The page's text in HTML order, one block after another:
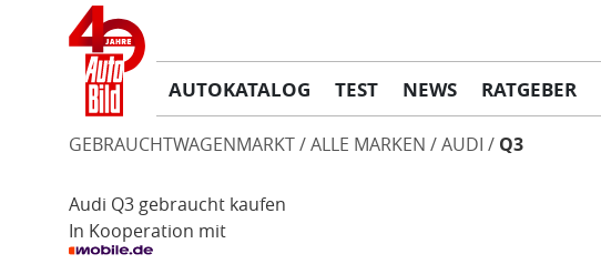
AUTOKATALOG TEST NEWS RATGEBER
GEBRAUCHTWAGENMARKT ALLE MARKEN AUDI Q3
Audi Q3 gebraucht kaufen
In Kooperation mit